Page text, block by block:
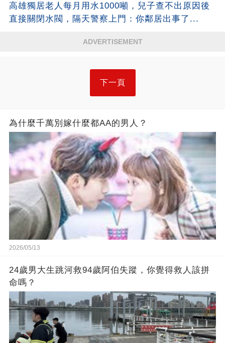
高雄獨居老人每月用水1000噸，兒子查不出原因後
直接關閉水閥，隔天警察上門：你鄰居出事了...
ADVERTISEMENT
下一頁
為什麼千萬別嫁什麼都AA的男人？
2026/05/13
24歲男大生跳河救94歲阿伯失蹤，你覺得救人該拼
命嗎？